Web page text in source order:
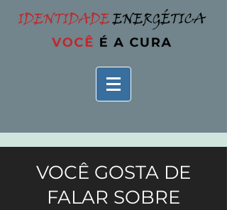
VOCÊ GOSTA DE
FALAR SOBRE